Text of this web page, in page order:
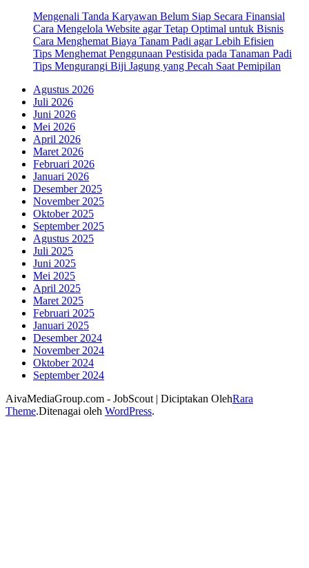
Mengenali Tanda Karyawan Belum Siap Secara Finansial
Cara Mengelola Website agar Tetap Optimal untuk Bisnis
Cara Menghemat Biaya Tanam Padi agar Lebih Efisien
Tips Menghemat Penggunaan Pestisida pada Tanaman Padi
Tips Mengurangi Biji Jagung yang Pecah Saat Pemipilan
Agustus 2026
Juli 2026
Juni 2026
Mei 2026
April 2026
Maret 2026
Februari 2026
Januari 2026
Desember 2025
November 2025
Oktober 2025
September 2025
Agustus 2025
Juli 2025
Juni 2025
Mei 2025
April 2025
Maret 2025
Februari 2025
Januari 2025
Desember 2024
November 2024
Oktober 2024
September 2024
AivaMediaGroup.com - JobScout | Diciptakan OlehRara
Theme.Ditenagai oleh WordPress.